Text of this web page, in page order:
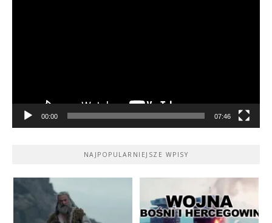
00:00 07:46
NAJPOPULARNIEJSZE WPISY